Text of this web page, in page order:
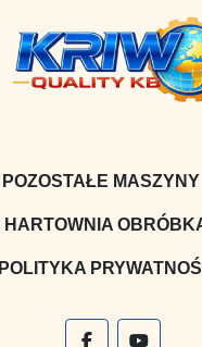
POZOSTAŁE MASZYNY
HARTOWNIA
POLITYKA